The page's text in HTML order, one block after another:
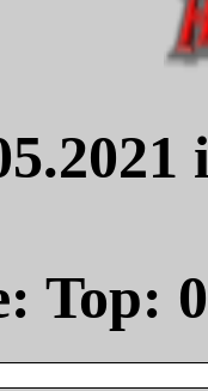
Top: 0